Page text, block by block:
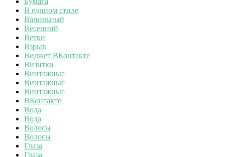
В едином стиле
Ванильный
Весенний
Ветки
Взрыв
Виджет ВКонтакте
Визитки
Винтажные
Винтажные
Винтажные
ВКонтакте
Вода
Вода
Волосы
Волосы
Глаза
Глаза